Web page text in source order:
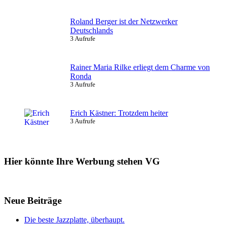
Roland Berger ist der Netzwerker
Deutschlands
3 Aufrufe
Rainer Maria Rilke erliegt dem Charme von
Ronda
3 Aufrufe
Erich Kästner: Trotzdem heiter
3 Aufrufe
Hier könnte Ihre Werbung stehen VG
Neue Beiträge
Die beste Jazzplatte, überhaupt.